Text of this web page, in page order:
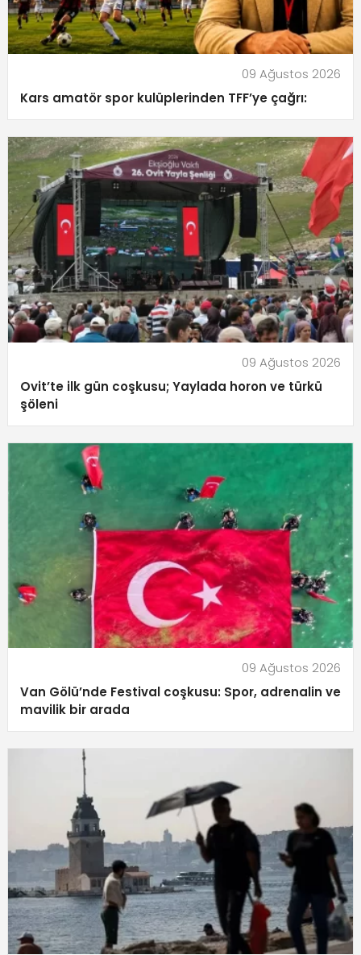
09 Ağustos 2026
Kars amatör spor kulüplerinden TFF’ye çağrı:
09 Ağustos 2026
Ovit’te ilk gün coşkusu; Yaylada horon ve türkü
şöleni
09 Ağustos 2026
Van Gölü’nde Festival coşkusu: Spor, adrenalin ve
mavilik bir arada